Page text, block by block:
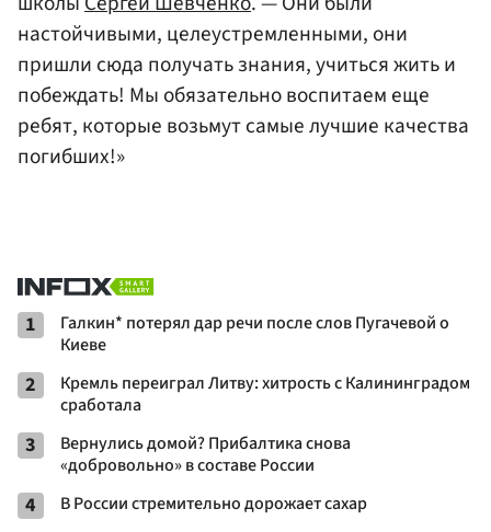
настойчивыми, целеустремленными, они
пришли сюда получать знания, учиться жить и
побеждать! Мы обязательно воспитаем еще
ребят, которые возьмут самые лучшие качества
погибших!»
1
Галкин* потерял дар речи после слов Пугачевой о
Киеве
2
Кремль переиграл Литву: хитрость с Калининградом
сработала
3
Вернулись домой? Прибалтика снова
«добровольно» в составе России
4 В России стремительно дорожает сахар